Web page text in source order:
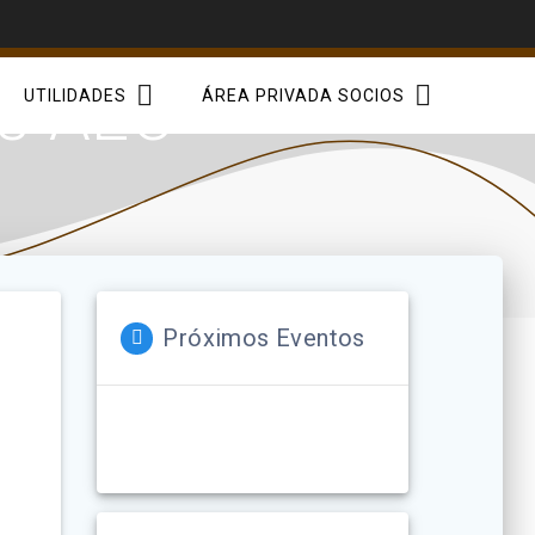
UTILIDADES ÁREA PRIVADA SOCIOS
AEC
Próximos Eventos